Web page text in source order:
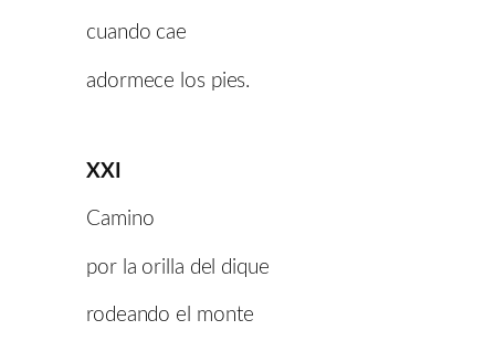
cuando cae
adormece los pies.
XXI
Camino
por la orilla del dique
rodeando el monte